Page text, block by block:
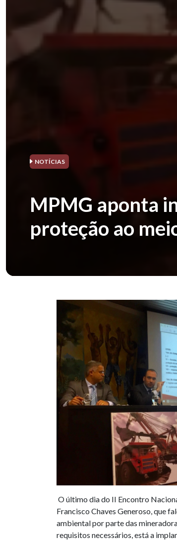
NOTÍCIAS
MPMG aponta
proteção ao
O último dia do II Encontro
Francisco Chaves Generoso, que
ambiental por parte das
requisitos necessários, está a